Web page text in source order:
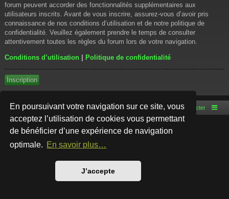
En poursuivant votre navigation sur ce site, vous
acceptez l’utilisation de cookies vous permettant
de bénéficier d’une expérience de navigation
optimale. En savoir plus…
J’accepte
forum peuvent accorder des fonctionnalités supplémentaires aux
utilisateurs inscrits. Avant de vous inscrire, assurez-vous d’avoir pris
connaissance de nos conditions d’utilisation et de notre politique de
confidentialité. Veuillez également prendre le temps de consulter
attentivement toutes les règles du forum lors de votre navigation.
Conditions d’utilisation | Politique de confidentialité
Inscription
Accueil du forum Nous contacter
Développé parphpBB® Forum Software © phpBB Limited
Style par
Traduction française officielle